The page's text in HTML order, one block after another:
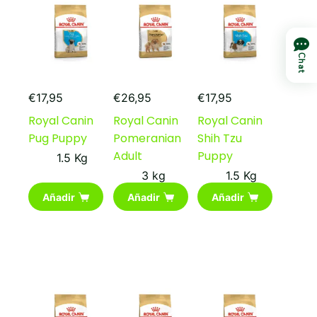
pueden
elegir
producto
pueden
elegir
producto
€17,95
Royal Canin
Pug Puppy
1.5 Kg
Añadir
€26,95
Royal Canin
Pomeranian
Adult
3 kg
Añadir
€17,95
Royal Canin
Shih Tzu
Puppy
1.5 Kg
Añadir
Chat